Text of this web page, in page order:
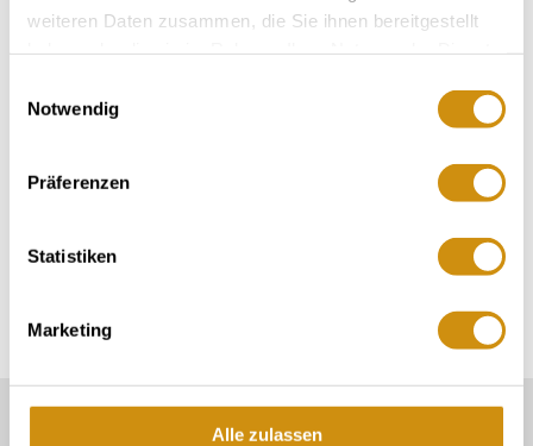
weiteren Daten zusammen, die Sie ihnen bereitgestellt
Notwendig
Präferenzen
Statistiken
Marketing
Alle zulassen
Weingut Otto Klemmer
67593 Westhofen
Our Service contact: